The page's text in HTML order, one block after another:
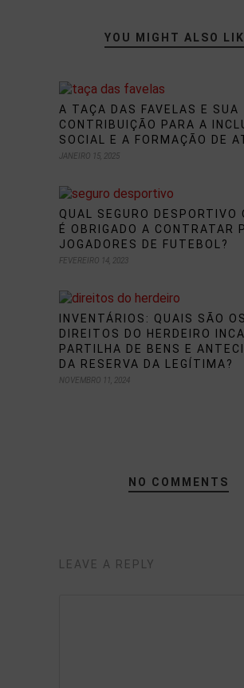
YOU MIGHT ALSO
A TAÇA DAS FAVELAS E SUA
CONTRIBUIÇÃO PARA A
SOCIAL E A FORMAÇÃO DE
JANEIRO 15, 2025
QUAL SEGURO DESPORTIVO
É OBRIGADO A CONTRATAR
JOGADORES DE FUTEBOL?
FEVEREIRO 14, 2023
INVENTÁRIOS: QUAIS SÃO OS
DIREITOS DO HERDEIRO
PARTILHA DE BENS E
DA RESERVA DA LEGÍTIMA?
NOVEMBRO 11, 2024
NO COMMENTS
LEAVE A REPLY